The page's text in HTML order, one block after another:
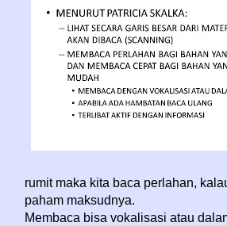
rumit maka kita baca perlahan,
paham maksudnya.
Membaca bisa vokalisasi atau